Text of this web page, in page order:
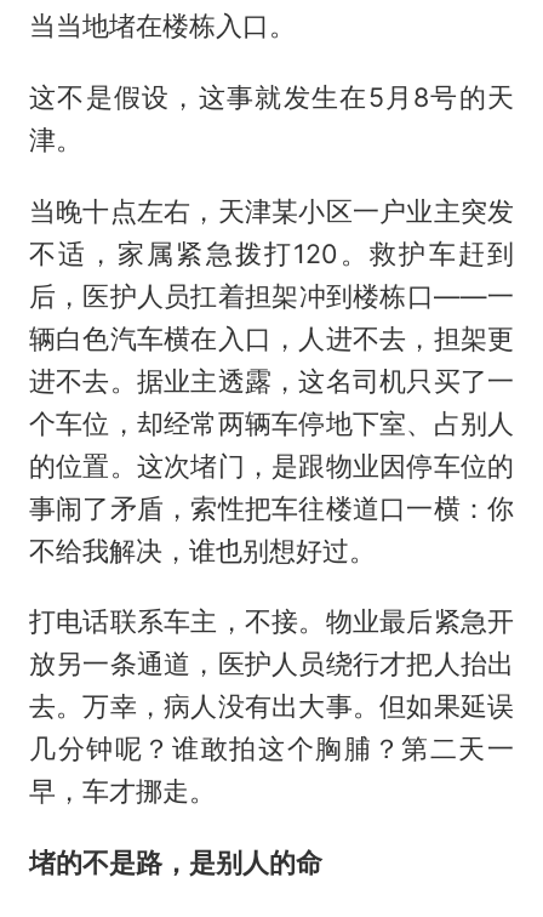
当当地堵在楼栋入口。
这不是假设，这事就发生在5月8号的天
津。
当晚十点左右，天津某小区一户业主突发
不适，家属紧急拨打120。救护车赶到
后，医护人员扛着担架冲到楼栋口——一
辆白色汽车横在入口，人进不去，担架更
进不去。据业主透露，这名司机只买了一
个车位，却经常两辆车停地下室、占别人
的位置。这次堵门，是跟物业因停车位的
事闹了矛盾，索性把车往楼道口一横：你
不给我解决，谁也别想好过。
打电话联系车主，不接。物业最后紧急开
放另一条通道，医护人员绕行才把人抬出
去。万幸，病人没有出大事。但如果延误
几分钟呢？谁敢拍这个胸脯？第二天一
早，车才挪走。
堵的不是路，是别人的命